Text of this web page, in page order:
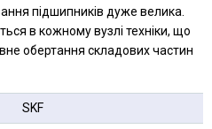
підшипників дуже велика.
в кожному вузлі техніки, що
обертання складових частин
SKF